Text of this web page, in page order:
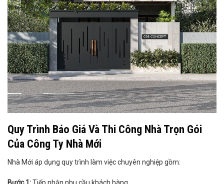
Quy Trình Báo Giá Và Thi Công Nhà Trọn Gói
Của Công Ty Nhà Mới
Nhà Mới áp dụng quy trình làm việc chuyên nghiệp gồm:
Bước 1:Tiếp nhận nhu cầu khách hàng.